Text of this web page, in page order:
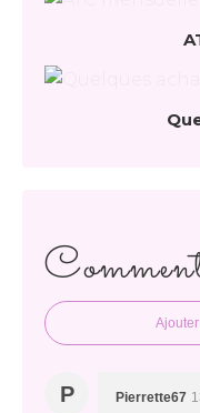
P Pierrette67